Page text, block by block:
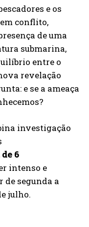
e os
conflito,
de uma
submarina,
entre o
revelação
e se a ameaça
investigação
6
intenso e
segunda a
julho.